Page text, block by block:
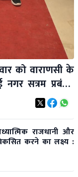
को वाराणसी के
नगर सत्रम प्रबंधन
राजधानी और
करने का लक्ष्य :